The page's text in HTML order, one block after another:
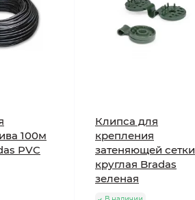
100м
PVC
Клипса для
крепления
затеняющей сетки
круглая Bradas
зеленая